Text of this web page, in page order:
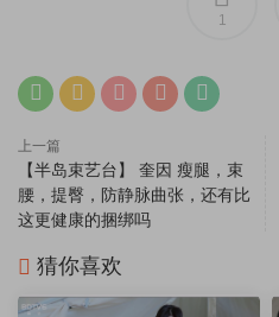
1
上一篇
【半岛束艺台】 奎因 瘦腿，束
腰，提臀，防静脉曲张，还有比
这更健康的捆绑吗
猜你喜欢